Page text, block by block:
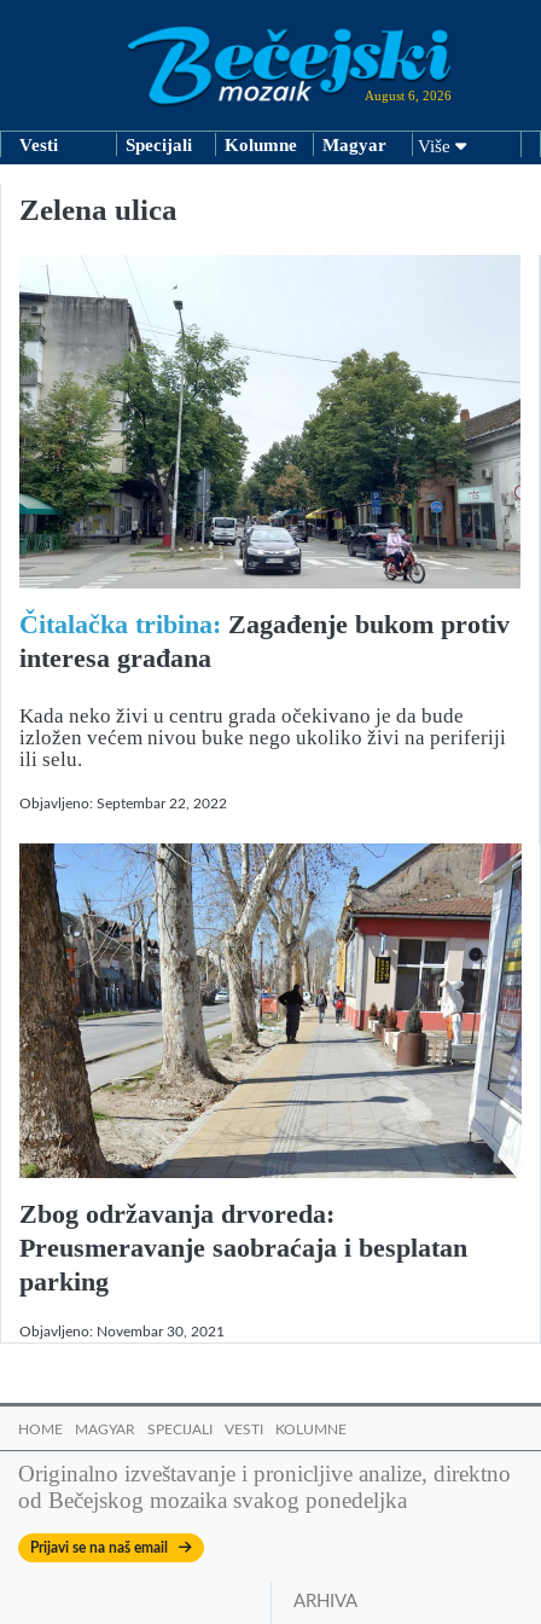
August 6, 2026
Vesti Specijali Kolumne Magyar Više
Zelena ulica
Čitalačka tribina: Zagađenje bukom protiv
interesa građana
Kada neko živi u centru grada očekivano je da bude
izložen većem nivou buke nego ukoliko živi na periferiji
ili selu.
Objavljeno: Septembar 22, 2022
Zbog održavanja drvoreda:
Preusmeravanje saobraćaja i besplatan
parking
Objavljeno: Novembar 30, 2021
HOME MAGYAR SPECIJALI VESTI KOLUMNE
Originalno izveštavanje i pronicljive analize, direktno
od Bečejskog mozaika svakog ponedeljka
Prijavi se na naš email
ARHIVA